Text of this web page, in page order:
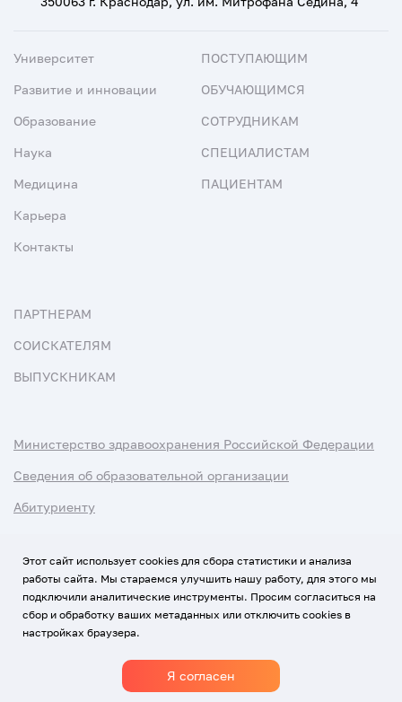
Университет
Развитие и инновации
Образование
Наука
Медицина
Карьера
Контакты
ПОСТУПАЮЩИМ
ОБУЧАЮЩИМСЯ
СОТРУДНИКАМ
СПЕЦИАЛИСТАМ
ПАЦИЕНТАМ
ПАРТНЕРАМ
СОИСКАТЕЛЯМ
ВЫПУСКНИКАМ
Министерство здравоохранения Российской Федерации
Сведения об образовательной организации
Абитуриенту
Использование Cookies
Политика обработки персональных данных
© Все права защищены
Этот сайт использует cookies для сбора статистики и анализа
работы сайта. Мы стараемся улучшить нашу работу, для этого мы
подключили аналитические инструменты. Просим согласиться на
сбор и обработку ваших метаданных или отключить cookies в
настройках браузера.
Я согласен